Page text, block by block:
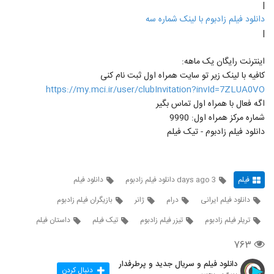
|
دانلود فیلم زادبوم با لینک شماره سه
|
اینترنت رایگان یک ماهه:
کافیه با لینک زیر تو سایت همراه اول ثبت نام کنی
https://my.mci.ir/user/clubInvitation?invId=7ZLUA0VO
اگه فعال با همراه اول تماس بگیر
شماره مرکز همراه اول: 9990
دانلود فیلم زادبوم - تیک فیلم
فیلم 3 days ago دانلود فیلم زادبوم
دانلود فیلم
دانلود فیلم ایرانی
درام ژانر
بازیگران فیلم زادبوم
تریلر فیلم زادبوم
تیزر فیلم زادبوم تیک فیلم داستان فیلم
۷۶۳
دانلود فیلم و سریال جدید و پرطرفدار دنبال کردن